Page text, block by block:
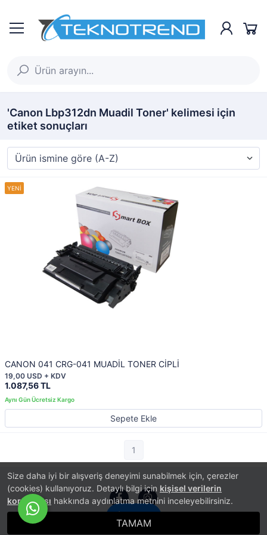
Size daha iyi bir alışveriş deneyimi sunabilmek için, çerezler
(cookies) kullanıyoruz. Detaylı bilgi için kişisel verilerin
korunması hakkında aydınlatma metnini inceleyebilirsiniz.
TAMAM
'Canon Lbp312dn Muadil Toner' kelimesi için
etiket sonuçları
CANON 041 CRG-041 MUADİL TONER CİPLİ
1.087,56 TL
19,00 USD + KDV
Sepete Ekle
1
İletişim
E-Ticaret Sistemi